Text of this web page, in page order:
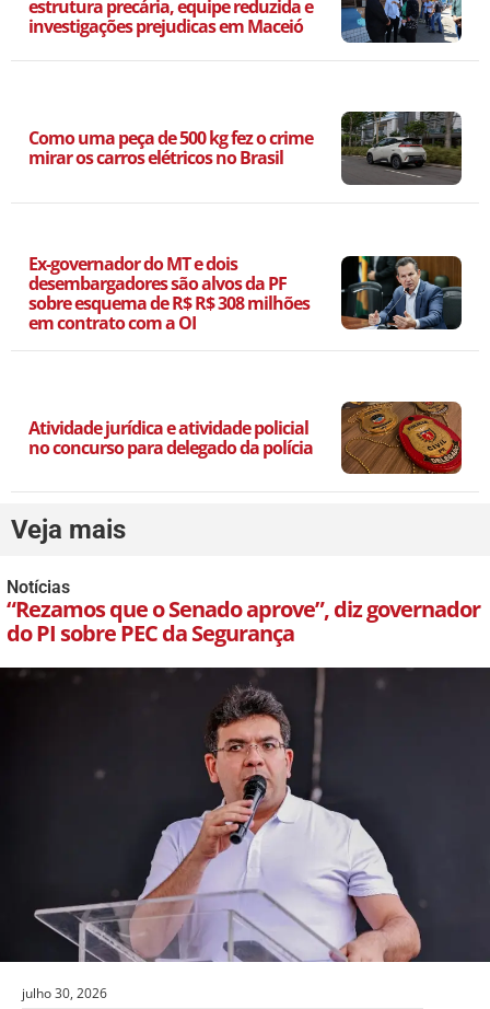
estrutura precária, equipe reduzida e
investigações prejudicas em Maceió
Como uma peça de 500 kg fez o crime
mirar os carros elétricos no Brasil
Ex-governador do MT e dois
desembargadores são alvos da PF
sobre esquema de R$ R$ 308 milhões
em contrato com a OI
Atividade jurídica e atividade policial
no concurso para delegado da polícia
Veja mais
Notícias
“Rezamos que o Senado aprove”, diz governador
do PI sobre PEC da Segurança
julho 30, 2026